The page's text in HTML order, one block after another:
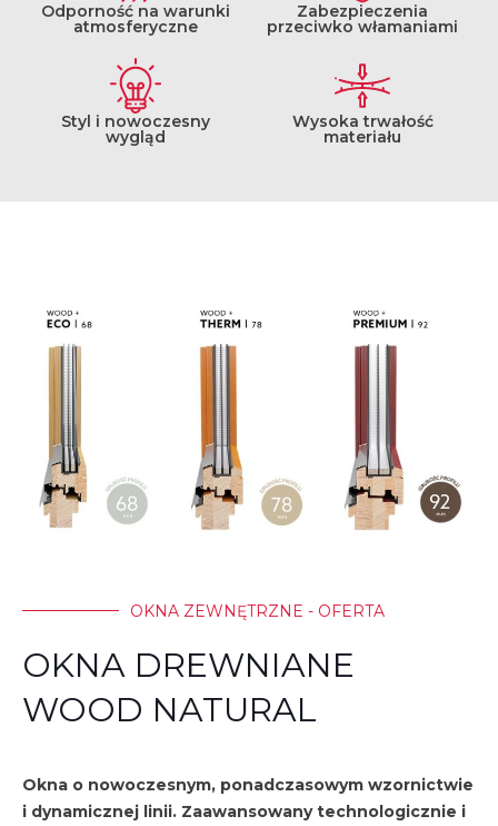
Odporność na warunki
atmosferyczne
Zabezpieczenia
przeciwko włamaniami
Styl i nowoczesny
wygląd
Wysoka trwałość
materiału
OKNA ZEWNĘTRZNE - OFERTA
OKNA DREWNIANE
WOOD NATURAL
Okna o nowoczesnym, ponadczasowym wzornictwie
i dynamicznej linii. Zaawansowany technologicznie i